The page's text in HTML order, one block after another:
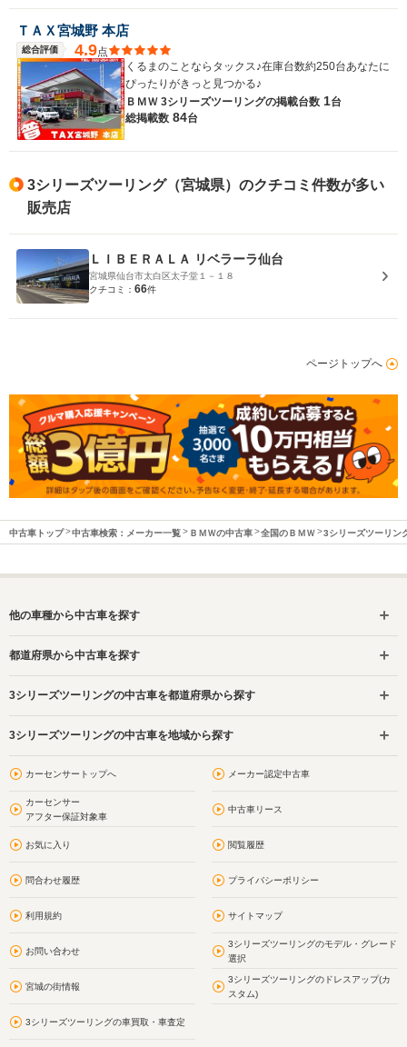
ＴＡＸ宮城野 本店
総合評価 4.9点
くるまのことならタックス♪在庫台数約250台あなたに
ぴったりがきっと見つかる♪
ＢＭＷ 3シリーズツーリングの掲載台数 1台
総掲載数 84台
3シリーズツーリング（宮城県）のクチコミ件数が多い
販売店
ＬＩＢＥＲＡＬＡ リベラーラ仙台
宮城県仙台市太白区太子堂１－１８
クチコミ： 66件
ページトップへ
中古車トップ 中古車検索：メーカー一覧 ＢＭＷの中古車 全国のＢＭＷ 3シリーズツーリン
他の車種から中古車を探す
都道府県から中古車を探す
3シリーズツーリングの中古車を都道府県から探す
3シリーズツーリングの中古車を地域から探す
カーセンサートップへ メーカー認定中古車
カーセンサー
アフター保証対象車
中古車リース
お気に入り 閲覧履歴
問合わせ履歴 プライバシーポリシー
利用規約 サイトマップ
お問い合わせ
3シリーズツーリングのモデル・グレード
選択
宮城の街情報
3シリーズツーリングのドレスアップ(カ
スタム)
3シリーズツーリングの車買取・車査定